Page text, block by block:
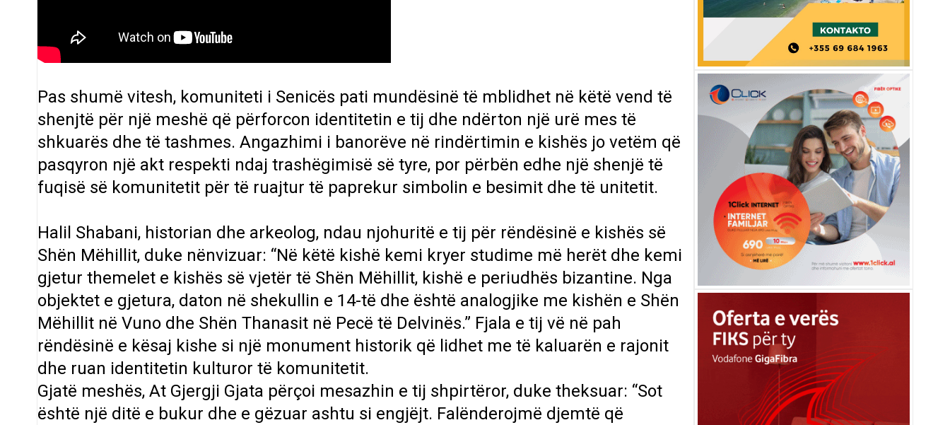
Pas shumë vitesh, komuniteti i Senicës pati mundësinë të mblidhet në këtë vend të
shenjtë për një meshë që përforcon identitetin e tij dhe ndërton një urë mes të
shkuarës dhe të tashmes. Angazhimi i banorëve në rindërtimin e kishës jo vetëm që
pasqyron një akt respekti ndaj trashëgimisë së tyre, por përbën edhe një shenjë të
fuqisë së komunitetit për të ruajtur të paprekur simbolin e besimit dhe të unitetit.
Halil Shabani, historian dhe arkeolog, ndau njohuritë e tij për rëndësinë e kishës së
Shën Mëhillit, duke nënvizuar: “Në këtë kishë kemi kryer studime më herët dhe kemi
gjetur themelet e kishës së vjetër të Shën Mëhillit, kishë e periudhës bizantine. Nga
objektet e gjetura, daton në shekullin e 14-të dhe është analogjike me kishën e Shën
Mëhillit në Vuno dhe Shën Thanasit në Pecë të Delvinës.” Fjala e tij vë në pah
rëndësinë e kësaj kishe si një monument historik që lidhet me të kaluarën e rajonit
dhe ruan identitetin kulturor të komunitetit.
Gjatë meshës, At Gjergji Gjata përçoi mesazhin e tij shpirtëror, duke theksuar: “Sot
është një ditë e bukur dhe e gëzuar ashtu si engjëjt. Falënderojmë djemtë që